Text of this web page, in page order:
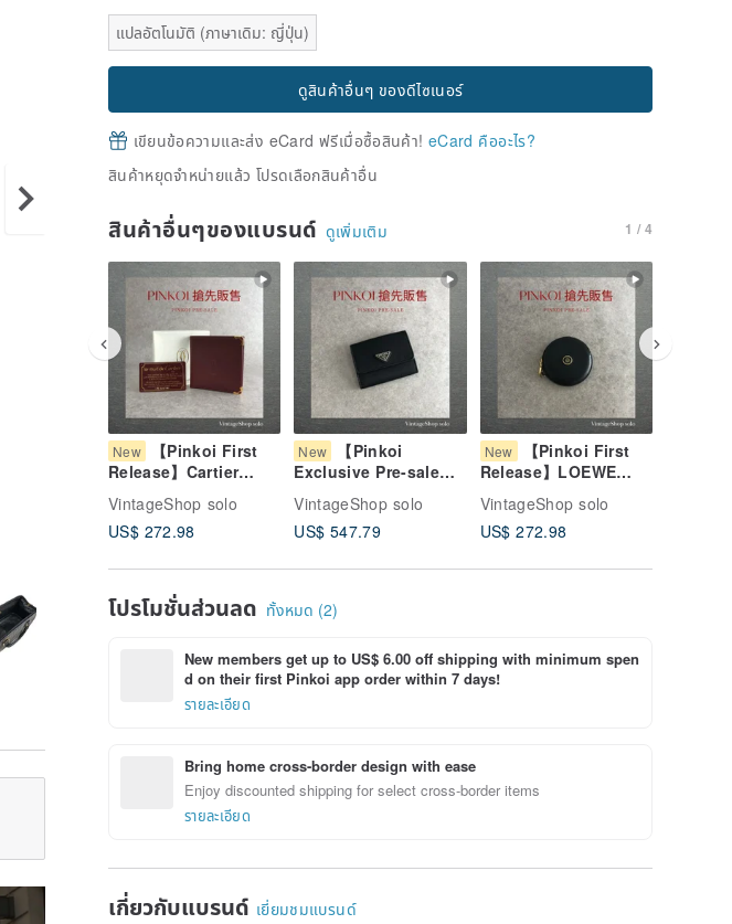
แปลอัตโนมัติ (ภาษาเดิม: ญี่ปุ่น)
ดูสินค้าอื่นๆ ของดีไซเนอร์
เขียนข้อความและส่ง eCard ฟรีเมื่อซื้อสินค้า! eCard คืออะไร?
สินค้าหยุดจำหน่ายแล้ว โปรดเลือกสินค้าอื่น
สินค้าอื่นๆของแบรนด์ ดูเพิ่มเติม 1 / 4
New
【Pinkoi First
Release】Cartier
Must Line Wallet
Bordeaux Leather Bi-
fold Vintage Old
VintageShop solo
US$ 272.98
New
【Pinkoi
Exclusive Pre-sale】
PRADA Prada Wallet
Black Triangle Logo
Nylon Piping Bi-fold
VintageShop solo
US$ 547.79
New
【Pinkoi First
Release】LOEWE
Loewe Wallet Black
Anagram Leather
Coin Case vintage
VintageShop solo
US$ 272.98
โปรโมชั่นส่วนลด ทั้งหมด (2)
New members get up to US$ 6.00 off shipping with minimum spen
d on their first Pinkoi app order within 7 days!
รายละเอียด
Bring home cross-border design with ease
Enjoy discounted shipping for select cross-border items
รายละเอียด
เกี่ยวกับแบรนด์ เยี่ยมชมแบรนด์